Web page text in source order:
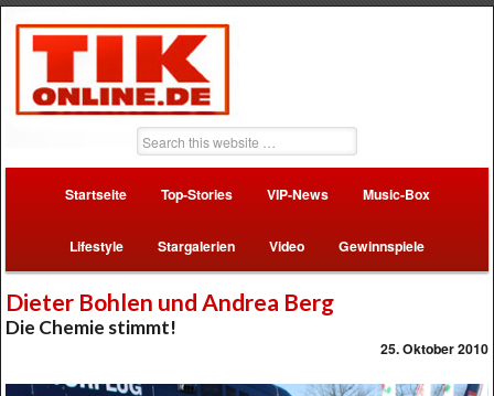
Startseite Top-Stories VIP-News Music-Box
Lifestyle Stargalerien Video Gewinnspiele
Dieter Bohlen und Andrea Berg
Die Chemie stimmt!
25. Oktober 2010